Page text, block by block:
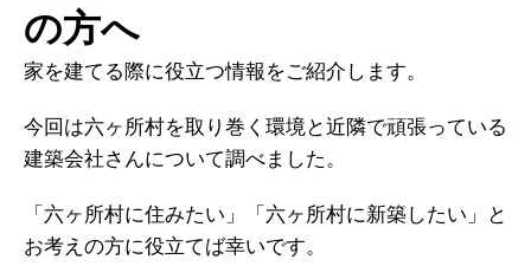
の方へ
家を建てる際に役立つ情報をご紹介します。
今回は六ヶ所村を取り巻く環境と近隣で頑張っている
建築会社さんについて調べました。
「六ヶ所村に住みたい」「六ヶ所村に新築したい」と
お考えの方に役立てば幸いです。